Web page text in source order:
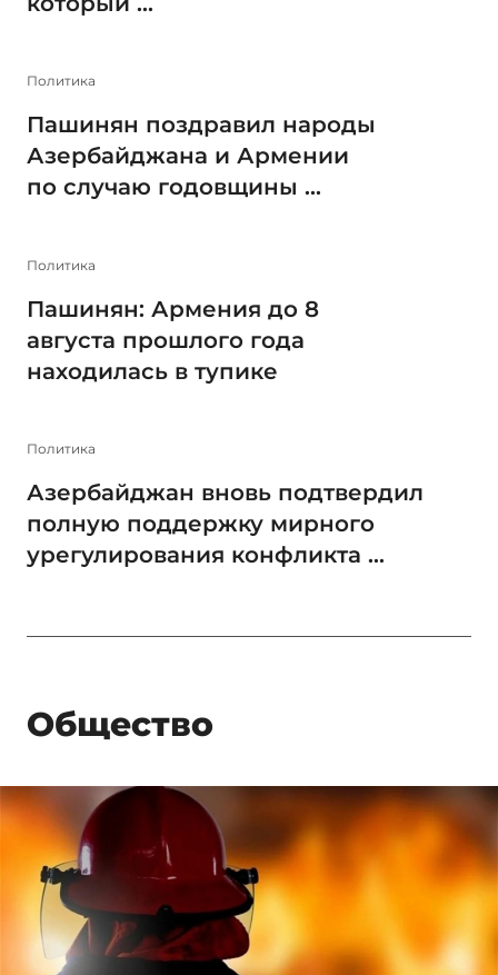
Политика
Пашинян поздравил народы
Азербайджана и Армении
по случаю годовщины ...
Политика
Пашинян: Армения до 8
августа прошлого года
находилась в тупике
Политика
Азербайджан вновь подтвердил
полную поддержку мирного
урегулирования конфликта ...
Общество